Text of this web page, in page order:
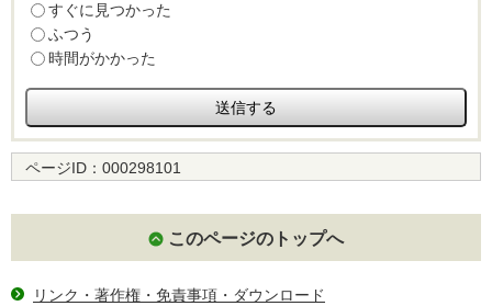
すぐに見つかった
ふつう
時間がかかった
ページID： 000298101
このページのトップへ
リンク・著作権・免責事項・ダウンロード